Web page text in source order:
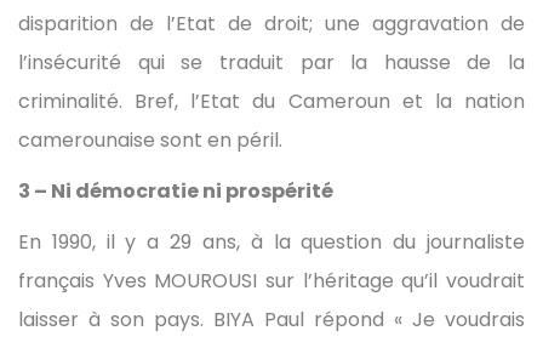
disparition de l’Etat de droit; une aggravation de
l’insécurité qui se traduit par la hausse de la
criminalité. Bref, l’Etat du Cameroun et la nation
camerounaise sont en péril.
3 – Ni démocratie ni prospérité
En 1990, il y a 29 ans, à la question du journaliste
français Yves MOUROUSI sur l’héritage qu’il voudrait
laisser à son pays. BIYA Paul répond « Je voudrais